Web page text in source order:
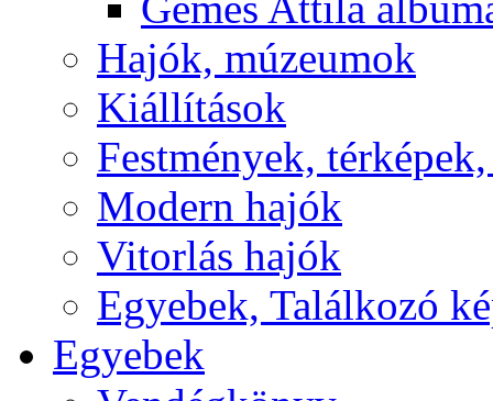
Hajók, múzeumok
Kiállítások
Festmények,
Modern hajók
Vitorlás hajók
Egyebek, Találkozó
Egyebek